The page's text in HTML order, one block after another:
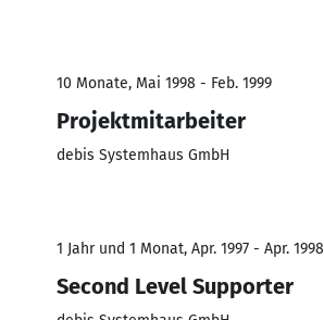
10 Monate, Mai 1998 - Feb. 1999
Projektmitarbeiter
debis Systemhaus GmbH
1 Jahr und 1 Monat, Apr. 1997 - Apr. 1998
Second Level Supporter